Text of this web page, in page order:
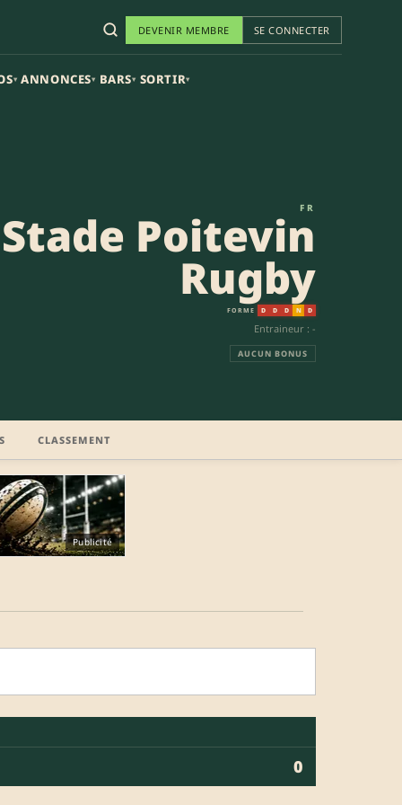
DEVENIR MEMBRE SE CONNECTER
▾ ANNONCES▾ BARS▾ SORTIR▾
FR
Stade Poitevin
Rugby
FORME D D D N D
Entraineur : -
AUCUN BONUS
CLASSEMENT
Publicité
0